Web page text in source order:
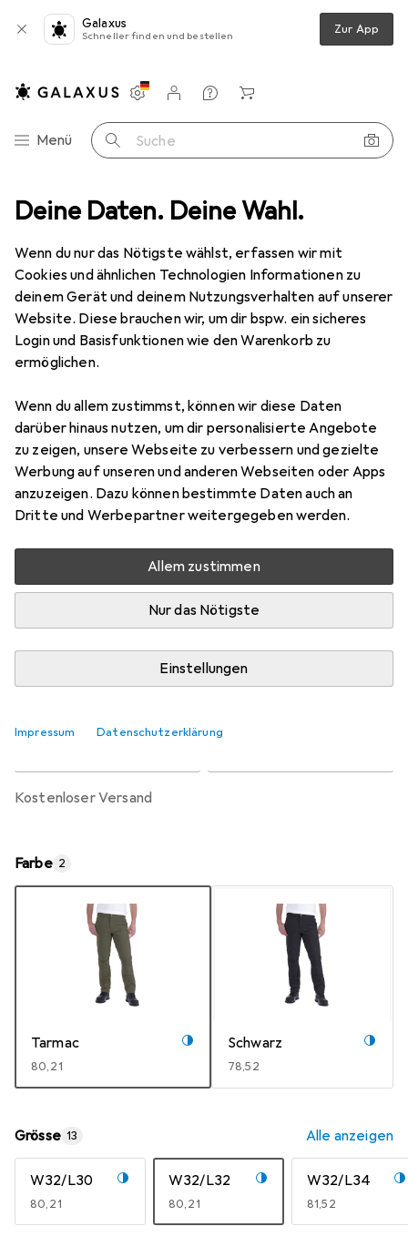
Deine Daten. Deine Wahl.
Wenn du nur das Nötigste wählst, erfassen wir mit
Cookies und ähnlichen Technologien Informationen zu
deinem Gerät und deinem Nutzungsverhalten auf unserer
Website. Diese brauchen wir, um dir bspw. ein sicheres
Login und Basisfunktionen wie den Warenkorb zu
ermöglichen.
Wenn du allem zustimmst, können wir diese Daten
darüber hinaus nutzen, um dir personalisierte Angebote
zu zeigen, unsere Webseite zu verbessern und gezielte
Werbung auf unseren und anderen Webseiten oder Apps
anzuzeigen. Dazu können bestimmte Daten auch an
Dritte und Werbepartner weitergegeben werden.
Allem zustimmen
Nur das Nötigste
Einstellungen
Impressum Datenschutzerklärung
Galaxus
Schneller finden und bestellen Zur App
Navigation nach Kategorien
Menü Suche
Einstellungen
Kundenkonto
Vergleichslisten
Merklisten
Warenkorb
Arbeitshose Carhartt Stretch Duck Double Front
2 Bilder
CarharttStretch Duck Double Front
Preis in EUR inkl. MwSt.
EUR
80,21
5
Bewertungen
Zwischen Do, 20.8. und Di, 25.8. geliefert
Nur 2 Stück an Lager beim Lieferanten
Benachrichtigen, wenn schneller verfügbar
Lieferort angeben für genaue Lieferzeit
kostenloser Versand
Farbe 2
Tarmac
EUR
80,21
Schwarz
EUR
78,52
Grösse 13 Alle anzeigen
W32/L30
EUR
80,21
W32/L32
EUR
80,21
W32/L34
EUR
81,52